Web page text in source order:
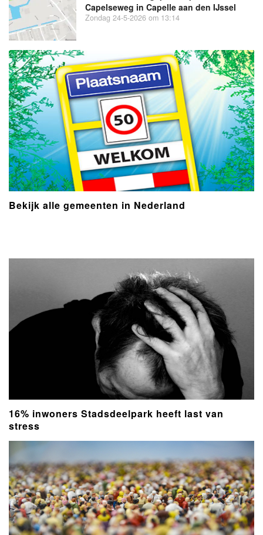
Capelseweg in Capelle aan den IJssel
Zondag 24-5-2026 om 13:14
Bekijk alle gemeenten in Nederland
16% inwoners Stadsdeelpark heeft last van
stress